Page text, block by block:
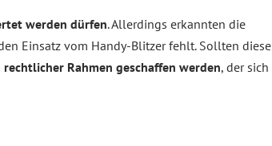
werden dürfen. Allerdings erkannten die
Einsatz vom Handy-Blitzer fehlt. Sollten diese
rechtlicher Rahmen geschaffen werden, der sich